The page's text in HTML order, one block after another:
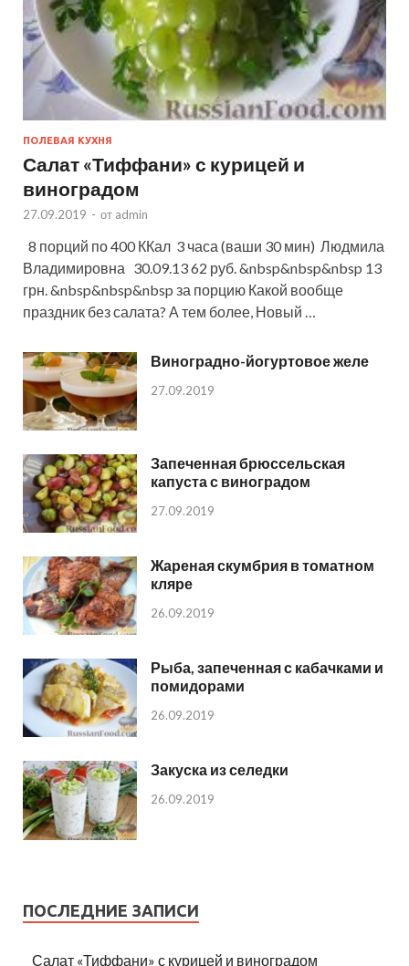
ПОЛЕВАЯ КУХНЯ
Салат «Тиффани» с курицей и
виноградом
27.09.2019 - от admin
8 порций по 400 ККал 3 часа (ваши 30 мин) Людмила
Владимировна 30.09.13 62 руб. &nbsp&nbsp&nbsp 13
грн. &nbsp&nbsp&nbsp за порцию Какой вообще
праздник без салата? А тем более, Новый …
Виноградно-йогуртовое желе
27.09.2019
Запеченная брюссельская
капуста с виноградом
27.09.2019
Жареная скумбрия в томатном
кляре
26.09.2019
Рыба, запеченная с кабачками и
помидорами
26.09.2019
Закуска из селедки
26.09.2019
ПОСЛЕДНИЕ ЗАПИСИ
Салат «Тиффани» с курицей и виноградом